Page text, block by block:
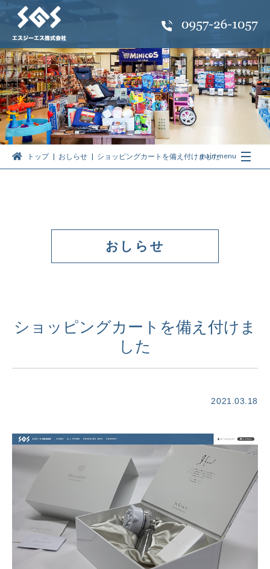
トップ おしらせ ショッピングカートを備え付けました
おしらせ
ショッピングカートを備え付けま
した
2021.03.18